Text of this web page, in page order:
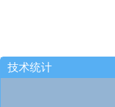
技术统计